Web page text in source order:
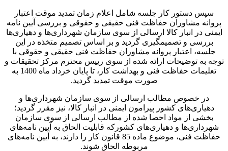
سپس دستور کار جلسه شامل اعلام زمان تمدید موقت اعتبار
پروانه مشاوران حفاظت فنی حقیقی و حقوقی و بررسی آیین نامه
ایمنی در انبار کالا ارسالی از سوی سازمان شهرداری‌ها و دهیاری‌ها
بررسی و تصمیم­گیری گردید و بر اساس تصمیم متخذه در این
جلسه، اعتبار پروانه مشاوران حفاظت فنی حقیقی و حقوقی با
توجه به توضیحات ارائه شده از سوی رییس محترم مرکز تحقیقات و
تعلیمات حفاظت فنی و بهداشت کار، تا پایان خرداد ماه 1400 به
صورت موقت تمدید گردید.
در خصوص مطالب ارسالی از سوی سازمان شهرداری‌ها و
دهیاری‌های کشور پیرامون ایمنی در انبار کالا، نیز مقرر گردید؛
بخشی از مواد احصا شده از مطالب ارسالی از سوی سازمان
شهرداری‌ها و دهیاری‌های کشورکه قابلیت الحاق به آیین نامه‌­های
حفاظت فنی، موضوع ماده 85 قانون کار را دارند، به آیین نامه‌های
مربوطه الحاق شوند.